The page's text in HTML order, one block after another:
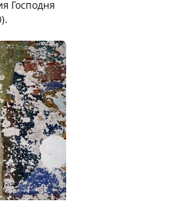
Господня